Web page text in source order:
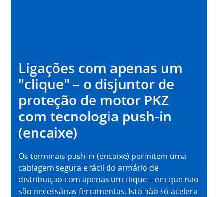
Ligações com apenas um
"clique" – o disjuntor de
proteção de motor PKZ
com tecnologia push-in
(encaixe)
Os terminais push-in (encaixe) permitem uma
cablagem segura e fácil do armário de
distribuição com apenas um clique – em que não
são necessárias ferramentas. Isto não só acelera